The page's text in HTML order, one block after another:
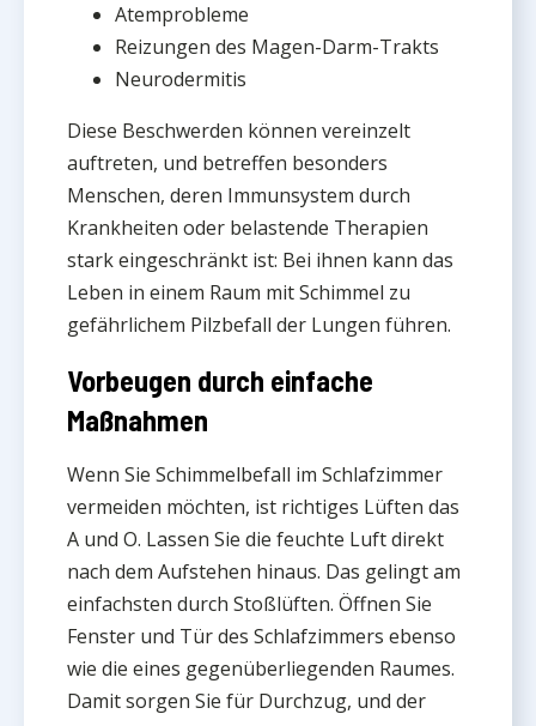
Atemprobleme
Reizungen des Magen-Darm-Trakts
Neurodermitis
Diese Beschwerden können vereinzelt
auftreten, und betreffen besonders
Menschen, deren Immunsystem durch
Krankheiten oder belastende Therapien
stark eingeschränkt ist: Bei ihnen kann das
Leben in einem Raum mit Schimmel zu
gefährlichem Pilzbefall der Lungen führen.
Vorbeugen durch einfache
Maßnahmen
Wenn Sie Schimmelbefall im Schlafzimmer
vermeiden möchten, ist richtiges Lüften das
A und O. Lassen Sie die feuchte Luft direkt
nach dem Aufstehen hinaus. Das gelingt am
einfachsten durch Stoßlüften. Öffnen Sie
Fenster und Tür des Schlafzimmers ebenso
wie die eines gegenüberliegenden Raumes.
Damit sorgen Sie für Durchzug, und der